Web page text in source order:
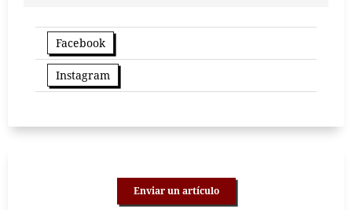
Facebook
Instagram
Enviar un artículo